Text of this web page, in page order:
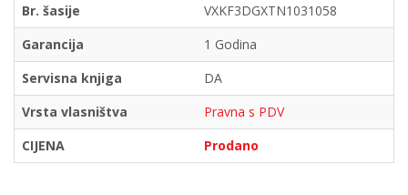
Br. šasije
VXKF3DGXTN1031058
Garancija
1 Godina
Servisna knjiga
DA
Vrsta vlasništva
Pravna s PDV
CIJENA
Prodano